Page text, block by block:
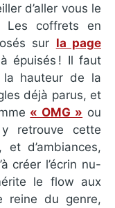
d’aller vous le
Les coffrets en
sur la page
épuisés ! Il faut
hauteur de la
déjà parus, et
« OMG » ou
retrouve cette
d’ambiances,
créer l’écrin nu-
le flow aux
reine du genre,